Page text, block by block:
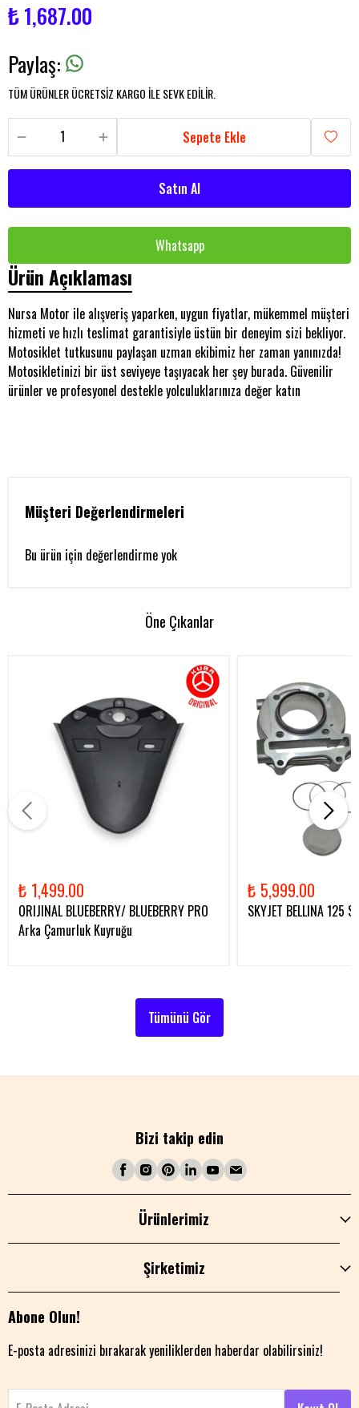
₺ 1,687.00
Paylaş:
TÜM ÜRÜNLER ÜCRETSİZ KARGO İLE SEVK EDİLİR.
Sepete Ekle
Satın Al
Whatsapp
Ürün Açıklaması
Nursa Motor ile alışveriş yaparken, uygun fiyatlar, mükemmel müşteri
hizmeti ve hızlı teslimat garantisiyle üstün bir deneyim sizi bekliyor.
Motosiklet tutkusunu paylaşan uzman ekibimiz her zaman yanınızda!
Motosikletinizi bir üst seviyeye taşıyacak her şey burada. Güvenilir
ürünler ve profesyonel destekle yolculuklarınıza değer katın
Müşteri Değerlendirmeleri
Bu ürün için değerlendirme yok
Öne Çıkanlar
₺ 1,499.00
ORIJINAL BLUEBERRY/ BLUEBERRY PRO
Arka Çamurluk Kuyruğu
₺ 5,999.00
SKYJET BELLINA 125
Tümünü Gör
Bizi takip edin
Ürünlerimiz
Şirketimiz
Abone Olun!
E-posta adresinizi bırakarak yeniliklerden haberdar olabilirsiniz!